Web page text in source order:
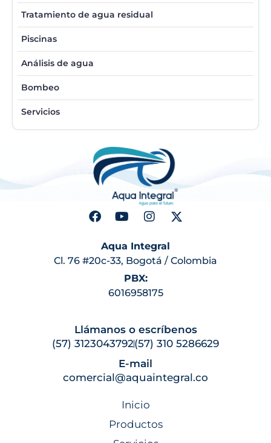
Tratamiento de agua residual
Piscinas
Análisis de agua
Bombeo
Servicios
Aqua Integral
Cl. 76 #20c-33, Bogotá / Colombia
PBX:
6016958175
Llámanos o escríbenos
(57) 3123043792(57) 310 5286629
E-mail
comercial@aquaintegral.co
Inicio
Productos